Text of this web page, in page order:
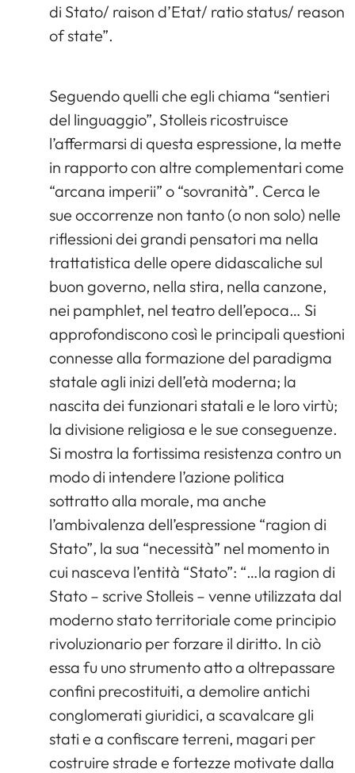
di Stato/ raison d’Etat/ ratio status/ reason
of state”.
Seguendo quelli che egli chiama “sentieri
del linguaggio”, Stolleis ricostruisce
l’affermarsi di questa espressione, la mette
in rapporto con altre complementari come
“arcana imperii” o “sovranità”. Cerca le
sue occorrenze non tanto (o non solo) nelle
riflessioni dei grandi pensatori ma nella
trattatistica delle opere didascaliche sul
buon governo, nella stira, nella canzone,
nei pamphlet, nel teatro dell’epoca… Si
approfondiscono così le principali questioni
connesse alla formazione del paradigma
statale agli inizi dell’età moderna; la
nascita dei funzionari statali e le loro virtù;
la divisione religiosa e le sue conseguenze.
Si mostra la fortissima resistenza contro un
modo di intendere l’azione politica
sottratto alla morale, ma anche
l’ambivalenza dell’espressione “ragion di
Stato”, la sua “necessità” nel momento in
cui nasceva l’entità “Stato”: “…la ragion di
Stato – scrive Stolleis – venne utilizzata dal
moderno stato territoriale come principio
rivoluzionario per forzare il diritto. In ciò
essa fu uno strumento atto a oltrepassare
confini precostituiti, a demolire antichi
conglomerati giuridici, a scavalcare gli
stati e a confiscare terreni, magari per
costruire strade e fortezze motivate dalla